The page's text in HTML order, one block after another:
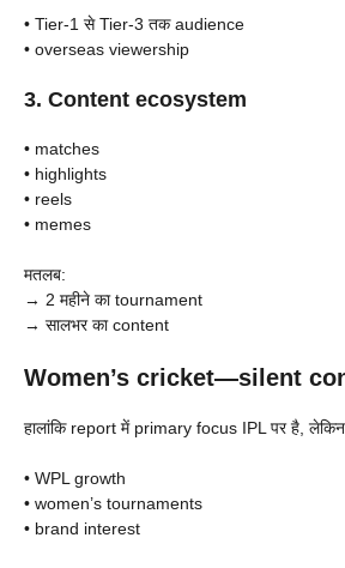
• Tier-1 से Tier-3 तक audience
• overseas viewership
3. Content ecosystem
• matches
• highlights
• reels
• memes
मतलब:
→ 2 महीने का tournament
→ सालभर का content
Women’s cricket—silent
हालांकि report में primary focus IPL पर है,
• WPL growth
• women’s tournaments
• brand interest